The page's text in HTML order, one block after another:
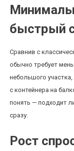
быстрый
Сравнив с
обычно требует
небольшого
с контейнера на
понять — подходит
сразу.
Рост